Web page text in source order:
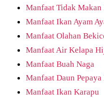
Manfaat Tidak Makan
Manfaat Ikan Ayam
Manfaat Olahan
Manfaat Air Kelapa
Manfaat Buah Naga
Manfaat Daun
Manfaat Ikan Karapu